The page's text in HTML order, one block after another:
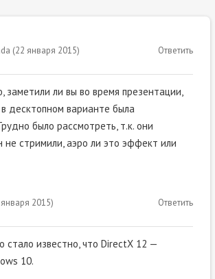
(22 января 2015) Ответить
заметили ли вы во время презентации,
десктопном варианте была
было рассмотреть, т.к. они
не стримили, аэро ли это эффект или
2015) Ответить
стало известно, что DirectX 12 —
10.